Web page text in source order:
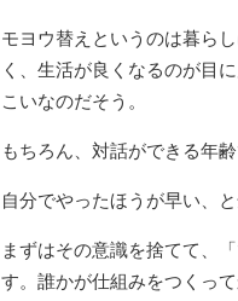
モヨウ替えというのは暮ら
く、生活が良くなるのが目
こいなのだそう。
もちろん、対話ができる年
自分でやったほうが早い、
まずはその意識を捨てて、
す。誰かが仕組みをつくっ